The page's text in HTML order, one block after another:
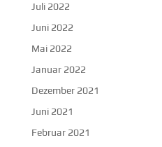
Juli 2022
Juni 2022
Mai 2022
Januar 2022
Dezember 2021
Juni 2021
Februar 2021